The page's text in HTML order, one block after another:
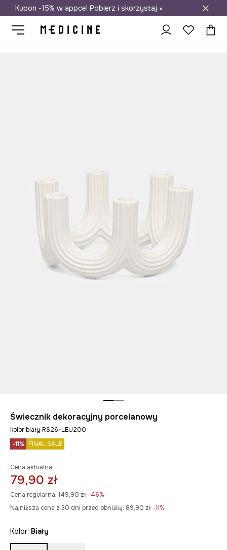
Darmowa dostawa do salonów
Kupon -15% w appce! Pobierz i skorzystaj »
Świecznik dekoracyjny porcelanowy
kolor biały RS26-LEU200
-11% FINAL SALE
Cena aktualna:
79,90 zł
Cena regularna: 149,90 zł -46%
Najniższa cena z 30 dni przed obniżką: 89,90 zł -11%
Kolor: biały